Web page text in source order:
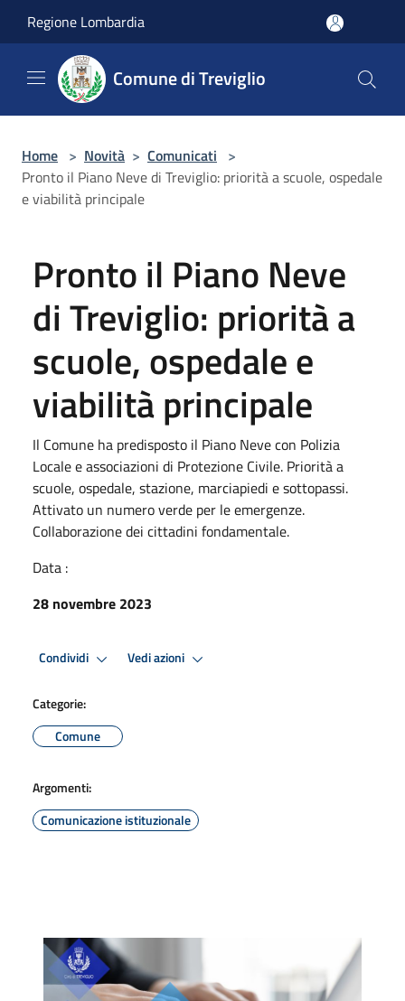
Regione Lombardia
Comune di Treviglio
Home > Novità > Comunicati >
Pronto il Piano Neve di Treviglio: priorità a scuole, ospedale
e viabilità principale
Pronto il Piano Neve
di Treviglio: priorità a
scuole, ospedale e
viabilità principale
Il Comune ha predisposto il Piano Neve con Polizia
Locale e associazioni di Protezione Civile. Priorità a
scuole, ospedale, stazione, marciapiedi e sottopassi.
Attivato un numero verde per le emergenze.
Collaborazione dei cittadini fondamentale.
Data :
28 novembre 2023
Condividi Vedi azioni
Categorie:
Comune
Argomenti:
Comunicazione istituzionale